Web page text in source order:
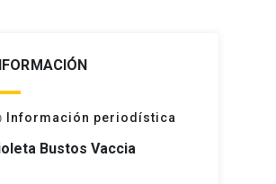
Información periodística
Bustos Vaccia